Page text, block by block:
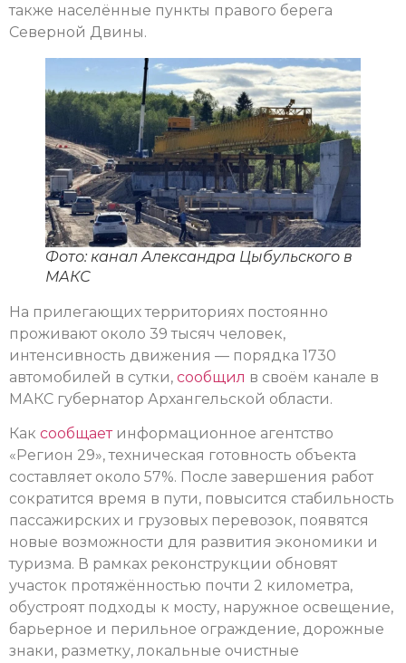
также населённые пункты правого берега
Северной Двины.
Фото: канал Александра Цыбульского в
МАКС
На прилегающих территориях постоянно
проживают около 39 тысяч человек,
интенсивность движения — порядка 1730
автомобилей в сутки, сообщил в своём канале в
МАКС губернатор Архангельской области.
Как сообщаетинформационное агентство
«Регион 29», техническая готовность объекта
составляет около 57%. После завершения работ
сократится время в пути, повысится стабильность
пассажирских и грузовых перевозок, появятся
новые возможности для развития экономики и
туризма. В рамках реконструкции обновят
участок протяжённостью почти 2 километра,
обустроят подходы к мосту, наружное освещение,
барьерное и перильное ограждение, дорожные
знаки, разметку, локальные очистные